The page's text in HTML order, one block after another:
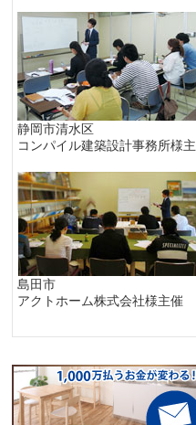
静岡市清水区
コンパイル建築設計事務所様
島田市
アクトホーム株式会社様主催